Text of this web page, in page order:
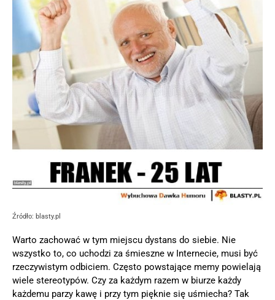
Źródło: blasty.pl
Warto zachować w tym miejscu dystans do siebie. Nie
wszystko to, co uchodzi za śmieszne w Internecie, musi być
rzeczywistym odbiciem. Często powstające memy powielają
wiele stereotypów. Czy za każdym razem w biurze każdy
każdemu parzy kawę i przy tym pięknie się uśmiecha? Tak